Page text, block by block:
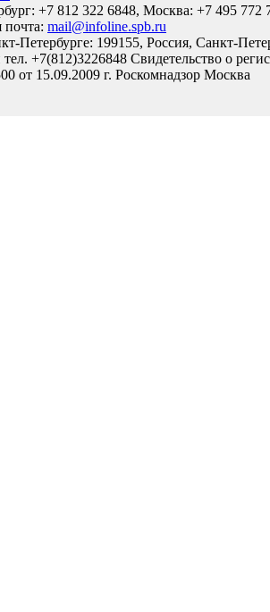
+7 812 322 6848, Москва: +7 495 772
почта: mail@infoline.spb.ru
Петербурге: 199155, Россия, Санкт-
+7(812)3226848 Свидетельство о
от 15.09.2009 г. Роскомнадзор Москва